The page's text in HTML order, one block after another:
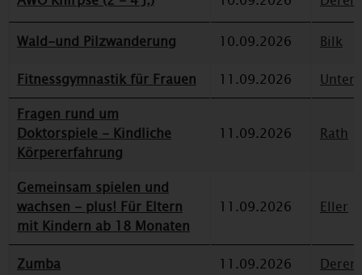
Wald-und Pilzwanderung 10.09.2026
Bilk
Fitnessgymnastik für Frauen
11.09.2026
Fragen rund um
Doktorspiele - Kindliche
Körpererfahrung
11.09.2026 Rath
Gemeinsam spielen und
wachsen - plus! Für Eltern
mit Kindern ab 18 Monaten
11.09.2026 Eller
Zumba 11.09.2026